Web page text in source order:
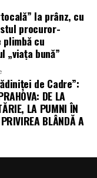
la prânz, cu
procuror-
cu
„viața bună”
de Cadre”:
DE LA
LA PUMNI ÎN
BLÂNDĂ A